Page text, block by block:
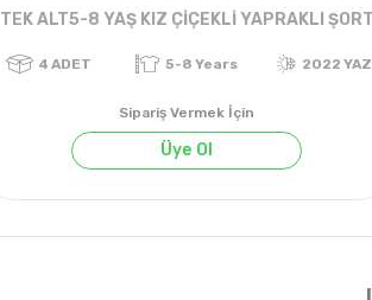
TEK ALT5-8 YAŞ KIZ ÇİÇEKLİ YAPRAKLI
Sipariş Vermek İçin
Üye Ol